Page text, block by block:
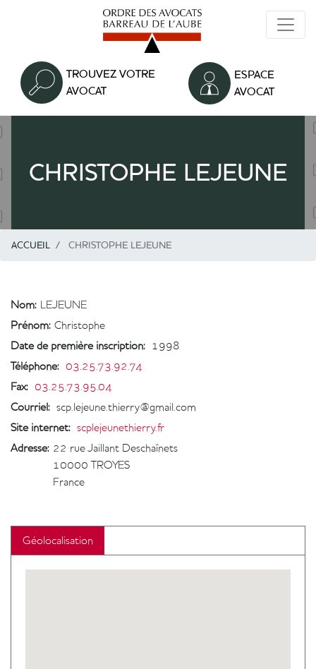
principal
TROUVEZ VOTRE
AVOCAT
ESPACE
AVOCAT
CHRISTOPHE LEJEUNE
ACCUEIL CHRISTOPHE LEJEUNE
Nom: LEJEUNE
Prénom: Christophe
Date de première inscription: 1998
Téléphone: 03.25.73.92.74
Fax: 03.25.73.95.04
Courriel: scp.lejeune.thierry@gmail.com
Site internet: scplejeunethierry.fr
Adresse: 22 rue Jaillant Deschaînets
10000 TROYES
France
Géolocalisation